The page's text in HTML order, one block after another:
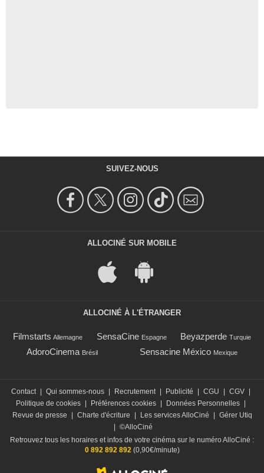
SUIVEZ-NOUS
ALLOCINÉ SUR MOBILE
ALLOCINÉ À L'ÉTRANGER
Filmstarts Allemagne SensaCine Espagne Beyazperde Turquie
AdoroCinema Brésil Sensacine México Mexique
Contact Qui sommes-nous Recrutement Publicité CGU CGV
Politique de cookies
Préférences cookies Données Personnelles
Revue de presse
Charte d'écriture Les services AlloCiné
Gérer Utiq
©AlloCiné
Retrouvez tous les horaires et infos de votre cinéma sur le numéro AlloCiné :
0 892 892 892(0,90€/minute)